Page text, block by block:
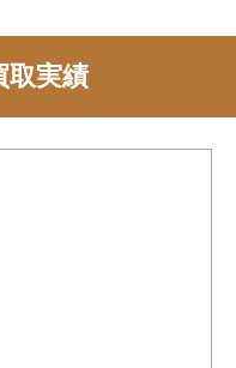
取実績